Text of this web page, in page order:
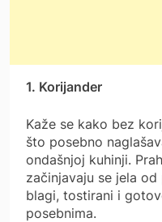
1. Korijander
Kaže se kako bez
što posebno
ondašnjoj kuhinji.
začinjavaju se jela
blagi, tostirani i
posebnima.